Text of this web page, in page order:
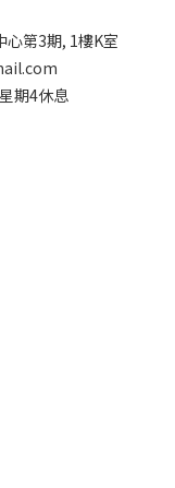
第3期, 1樓K室
期4休息